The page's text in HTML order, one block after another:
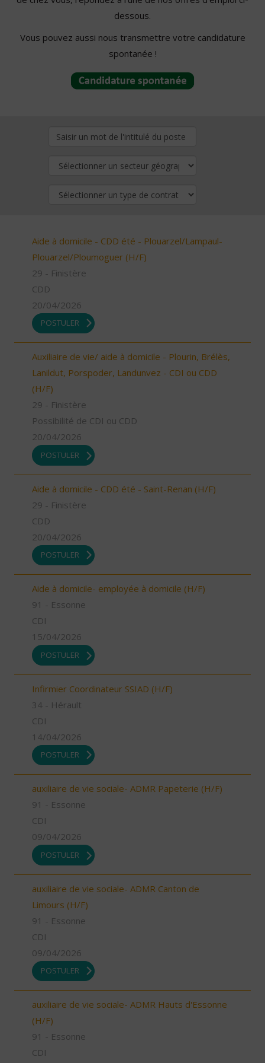
dessous.
Vous pouvez aussi nous transmettre votre candidature
spontanée !
Aide à domicile - CDD été - Plouarzel/Lampaul-
Plouarzel/Ploumoguer (H/F)
29 - Finistère
CDD
20/04/2026
POSTULER
Auxiliaire de vie/ aide à domicile - Plourin, Brélès,
Lanildut, Porspoder, Landunvez - CDI ou CDD
(H/F)
29 - Finistère
Possibilité de CDI ou CDD
20/04/2026
POSTULER
Aide à domicile - CDD été - Saint-Renan (H/F)
29 - Finistère
CDD
20/04/2026
POSTULER
Aide à domicile- employée à domicile (H/F)
91 - Essonne
CDI
15/04/2026
POSTULER
Infirmier Coordinateur SSIAD (H/F)
34 - Hérault
CDI
14/04/2026
POSTULER
auxiliaire de vie sociale- ADMR Papeterie (H/F)
91 - Essonne
CDI
09/04/2026
POSTULER
auxiliaire de vie sociale- ADMR Canton de
Limours (H/F)
91 - Essonne
CDI
09/04/2026
POSTULER
auxiliaire de vie sociale- ADMR Hauts d'Essonne
(H/F)
91 - Essonne
CDI